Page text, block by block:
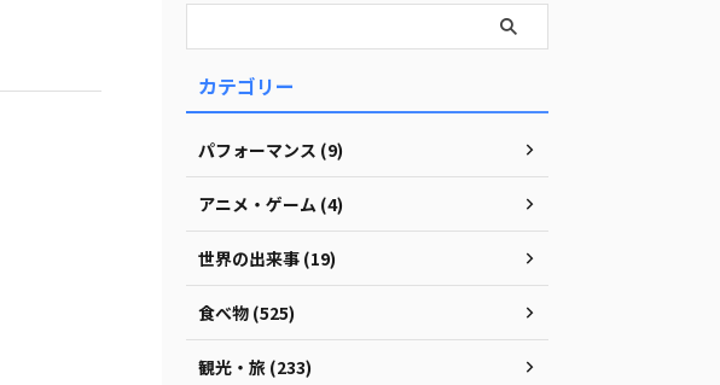
カテゴリー
パフォーマンス (9)
アニメ・ゲーム (4)
世界の出来事 (19)
食べ物 (525)
観光・旅 (233)